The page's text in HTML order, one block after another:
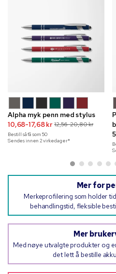
Alpha myk penn med stylus
10,68-17,68 kr 12,56-20,80 kr
Bestill så få som 50
Sendes innen 2 virkedager*
Mer for
Merkeprofilering som holder
behandlingstid, fleksible
Mer
Med nøye utvalgte produkter og
det lett å bestille